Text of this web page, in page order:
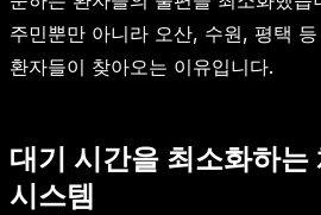
주민뿐만 아니라 오산, 수원, 평택
환자들이 찾아오는 이유입니다.
대기 시간을 최소화하는
시스템